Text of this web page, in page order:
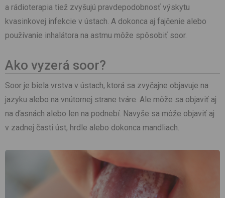
a rádioterapia tiež zvyšujú pravdepodobnosť výskytu
kvasinkovej infekcie v ústach. A dokonca aj fajčenie alebo
používanie inhalátora na astmu môže spôsobiť soor.
Ako vyzerá soor?
Soor je biela vrstva v ústach, ktorá sa zvyčajne objavuje na
jazyku alebo na vnútornej strane tváre. Ale môže sa objaviť aj
na ďasnách alebo len na podnebí. Navyše sa môže objaviť aj
v zadnej časti úst, hrdle alebo dokonca mandliach.